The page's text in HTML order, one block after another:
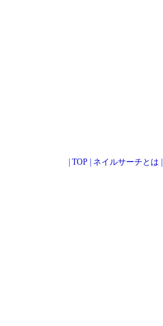
TOP ネイルサーチとは